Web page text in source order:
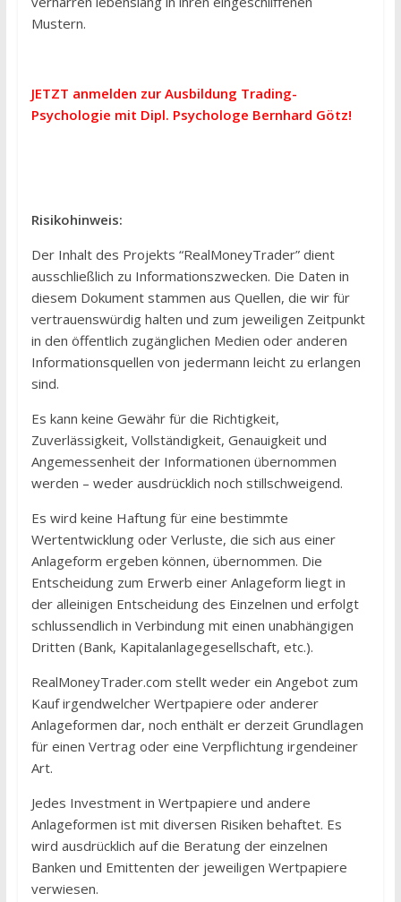
Mustern.
JETZT anmelden zur Ausbildung Trading-
Psychologie mit Dipl. Psychologe Bernhard Götz!
Risikohinweis:
Der Inhalt des Projekts “RealMoneyTrader” dient
ausschließlich zu Informationszwecken. Die Daten in
diesem Dokument stammen aus Quellen, die wir für
vertrauenswürdig halten und zum jeweiligen Zeitpunkt
in den öffentlich zugänglichen Medien oder anderen
Informationsquellen von jedermann leicht zu erlangen
sind.
Es kann keine Gewähr für die Richtigkeit,
Zuverlässigkeit, Vollständigkeit, Genauigkeit und
Angemessenheit der Informationen übernommen
werden – weder ausdrücklich noch stillschweigend.
Es wird keine Haftung für eine bestimmte
Wertentwicklung oder Verluste, die sich aus einer
Anlageform ergeben können, übernommen. Die
Entscheidung zum Erwerb einer Anlageform liegt in
der alleinigen Entscheidung des Einzelnen und erfolgt
schlussendlich in Verbindung mit einen unabhängigen
Dritten (Bank, Kapitalanlagegesellschaft, etc.).
RealMoneyTrader.com stellt weder ein Angebot zum
Kauf irgendwelcher Wertpapiere oder anderer
Anlageformen dar, noch enthält er derzeit Grundlagen
für einen Vertrag oder eine Verpflichtung irgendeiner
Art.
Jedes Investment in Wertpapiere und andere
Anlageformen ist mit diversen Risiken behaftet. Es
wird ausdrücklich auf die Beratung der einzelnen
Banken und Emittenten der jeweiligen Wertpapiere
verwiesen.